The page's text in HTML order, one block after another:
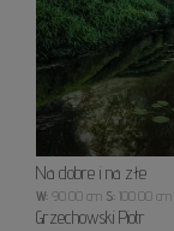
Na dobre i na złe
W: 90.00 cm S: 100.00 cm
Grzechowski Piotr